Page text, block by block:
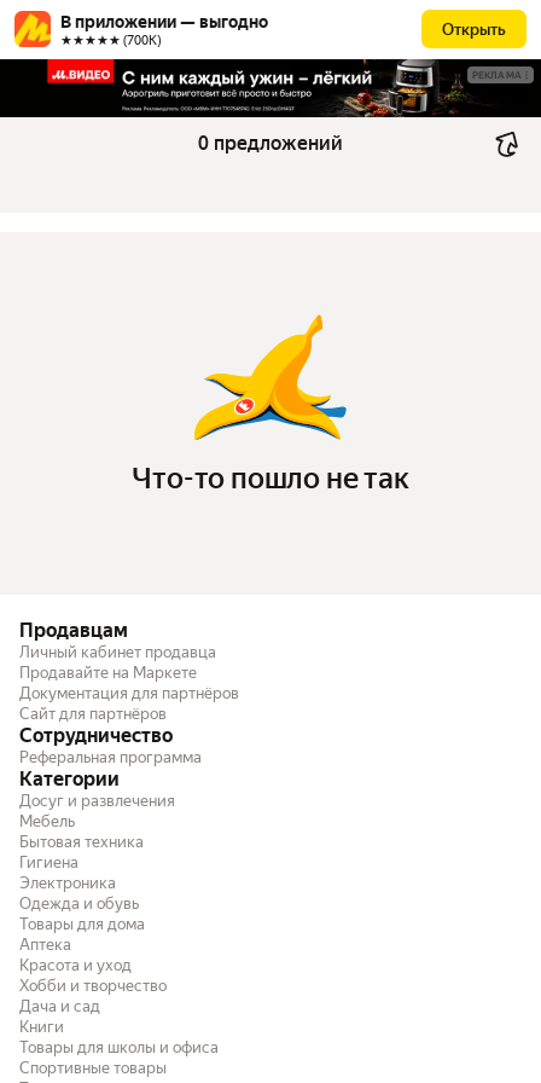
В приложении — выгодно
★★★★★ (700К)
Открыть
РЕКЛАМА
0 предложений
Что-то пошло не так
Продавцам
Личный кабинет продавца
Продавайте на Маркете
Документация для партнёров
Сайт для партнёров
Сотрудничество
Реферальная программа
Категории
Досуг и развлечения
Мебель
Бытовая техника
Гигиена
Электроника
Одежда и обувь
Товары для дома
Аптека
Красота и уход
Хобби и творчество
Дача и сад
Книги
Товары для школы и офиса
Спортивные товары